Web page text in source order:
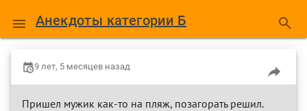
Анекдоты категории Б
9 лет, 5 месяцев назад
Пришел мужик как-то на пляж, позагорать решил.